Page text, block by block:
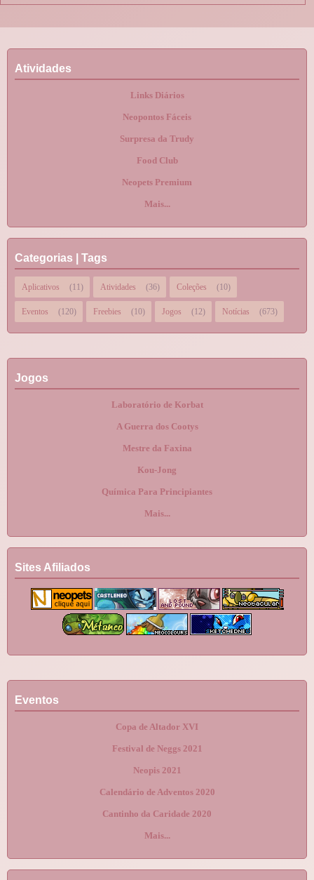
Atividades
Links Diários
Neopontos Fáceis
Surpresa da Trudy
Food Club
Neopets Premium
Mais...
Categorias | Tags
Aplicativos (11) Atividades (36) Coleções (10)
Eventos (120) Freebies (10) Jogos (12) Notícias (673)
Jogos
Laboratório de Korbat
A Guerra dos Cootys
Mestre da Faxina
Kou-Jong
Química Para Principiantes
Mais...
Sites Afiliados
Eventos
Copa de Altador XVI
Festival de Neggs 2021
Neopis 2021
Calendário de Adventos 2020
Cantinho da Caridade 2020
Mais...